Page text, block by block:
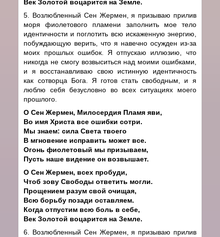
Век Золотой воцарится на Земле.
5. Возлюбленный Сен Жермен, я призываю прилив
моря фиолетового пламени заполнить мое тело
идентичности и поглотить всю искаженную энергию,
побуждающую верить, что я навечно осужден из-за
моих прошлых ошибок. Я отпускаю иллюзию, что
никогда не смогу возвыситься над моими ошибками,
и я восстанавливаю свою истинную идентичность
как сотворца Бога. Я готов стать свободным, и я
люблю себя безусловно во всех ситуациях моего
прошлого.
О Сен Жермен, Милосердия Пламя яви,
Во имя Христа все ошибки сотри.
Мы знаем: сила Света твоего
В мгновение исправить может все.
Огонь фиолетовый мы призываем,
Пусть наше видение он возвышает.
О Сен Жермен, всех пробуди,
Чтоб зову Свободы ответить могли.
Прощением разум свой очищая,
Всю борьбу позади оставляем.
Когда отпустим всю боль в себе,
Век Золотой воцарится на Земле.
6. Возлюбленный Сен Жермен, я призываю прилив